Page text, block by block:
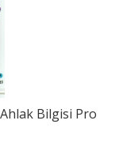
Bilgisi Pro